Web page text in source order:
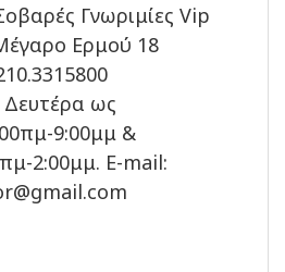
Γνωριμίες Vip
Ερμού 18
Δευτέρα ως
9:00μμ &
2:00μμ. E-mail: